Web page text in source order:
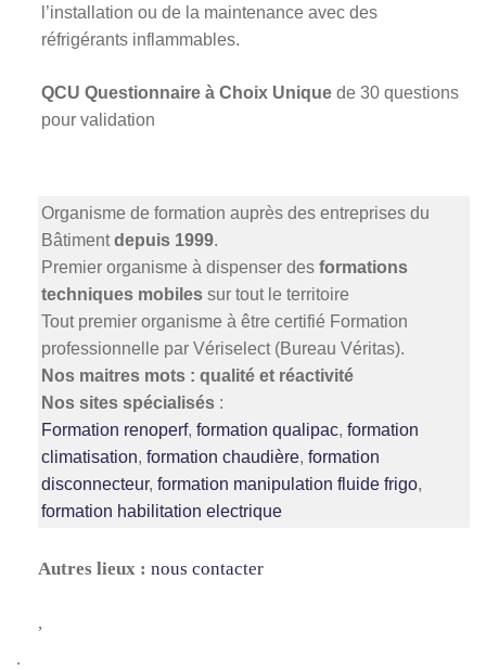
l’installation ou de la maintenance avec des
réfrigérants inflammables.
QCU Questionnaire à Choix Unique de 30 questions
pour validation
Organisme de formation auprès des entreprises du
Bâtimentdepuis 1999.
Premier organisme à dispenser des formations
techniques mobiles sur tout le territoire
Tout premier organisme à être certifié Formation
professionnelle par Vériselect (Bureau Véritas).
Nos maitres mots : qualité et réactivité
Nos sites spécialisés :
Formation renoperf, formation qualipac, formation
climatisation, formation chaudière, formation
disconnecteur, formation manipulation fluide frigo,
formation habilitation electrique
Autres lieux : nous contacter
,
.